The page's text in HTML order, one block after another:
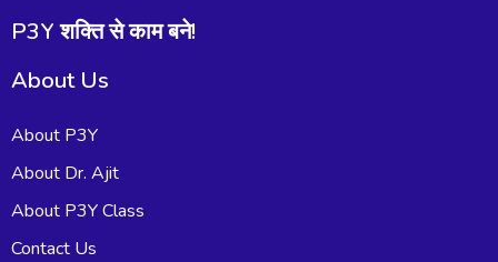
P3Y शक्ति से काम बने!
About Us
About P3Y
About Dr. Ajit
About P3Y Class
Contact Us